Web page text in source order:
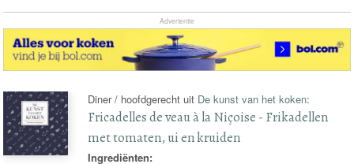
Advertentie
Diner / hoofdgerecht uit De kunst van het koken:
Fricadelles de veau à la Niçoise - Frikadellen
met tomaten, ui en kruiden
Ingrediënten: